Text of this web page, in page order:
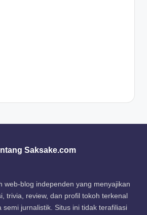
Saksake.com
web-blog independen yang menyajikan
trivia, review, dan profil tokoh terkenal
semi jurnalistik. Situs ini tidak terafiliasi